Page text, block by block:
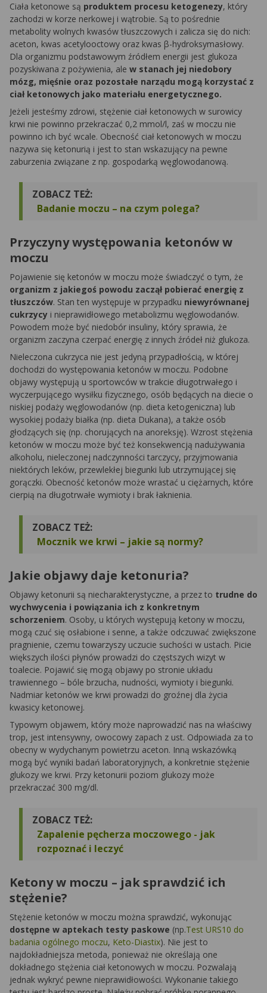
Ciała ketonowe są produktem procesu ketogenezy, który
zachodzi w korze nerkowej i wątrobie. Są to pośrednie
metabolity wolnych kwasów tłuszczowych i zalicza się do nich:
aceton, kwas acetylooctowy oraz kwas β-hydroksymasłowy.
Dla organizmu podstawowym źródłem energii jest glukoza
pozyskiwana z pożywienia, ale w stanach jej niedobory
mózg, mięśnie oraz pozostałe narządu mogą korzystać z
ciał ketonowych jako materiału energetycznego.
Jeżeli jesteśmy zdrowi, stężenie ciał ketonowych w surowicy
krwi nie powinno przekraczać 0,2 mmol/l, zaś w moczu nie
powinno ich być wcale. Obecność ciał ketonowych w moczu
nazywa się ketonurią i jest to stan wskazujący na pewne
zaburzenia związane z np. gospodarką węglowodanową.
ZOBACZ TEŻ:
Badanie moczu – na czym polega?
Przyczyny występowania ketonów w
moczu
Pojawienie się ketonów w moczu może świadczyć o tym, że
organizm z jakiegoś powodu zaczął pobierać energię z
tłuszczów. Stan ten występuje w przypadku niewyrównanej
cukrzycy i nieprawidłowego metabolizmu węglowodanów.
Powodem może być niedobór insuliny, który sprawia, że
organizm zaczyna czerpać energię z innych źródeł niż glukoza.
Nieleczona cukrzyca nie jest jedyną przypadłością, w której
dochodzi do występowania ketonów w moczu. Podobne
objawy występują u sportowców w trakcie długotrwałego i
wyczerpującego wysiłku fizycznego, osób będących na diecie o
niskiej podaży węglowodanów (np. dieta ketogeniczna) lub
wysokiej podaży białka (np. dieta Dukana), a także osób
głodzących się (np. chorujących na anoreksję). Wzrost stężenia
ketonów w moczu może być też konsekwencją nadużywania
alkoholu, nieleczonej nadczynności tarczycy, przyjmowania
niektórych leków, przewlekłej biegunki lub utrzymującej się
gorączki. Obecność ketonów może wrastać u ciężarnych, które
cierpią na długotrwałe wymioty i brak łaknienia.
ZOBACZ TEŻ:
Mocznik we krwi – jakie są normy?
Jakie objawy daje ketonuria?
Objawy ketonurii są niecharakterystyczne, a przez to trudne do
wychwycenia i powiązania ich z konkretnym
schorzeniem. Osoby, u których występują ketony w moczu,
mogą czuć się osłabione i senne, a także odczuwać zwiększone
pragnienie, czemu towarzyszy uczucie suchości w ustach. Picie
większych ilości płynów prowadzi do częstszych wizyt w
toalecie. Pojawić się mogą objawy po stronie układu
trawiennego – bóle brzucha, nudności, wymioty i biegunki.
Nadmiar ketonów we krwi prowadzi do groźnej dla życia
kwasicy ketonowej.
Typowym objawem, który może naprowadzić nas na właściwy
trop, jest intensywny, owocowy zapach z ust. Odpowiada za to
obecny w wydychanym powietrzu aceton. Inną wskazówką
mogą być wyniki badań laboratoryjnych, a konkretnie stężenie
glukozy we krwi. Przy ketonurii poziom glukozy może
przekraczać 300 mg/dl.
ZOBACZ TEŻ:
Zapalenie pęcherza moczowego - jak
rozpoznać i leczyć
Ketony w moczu – jak sprawdzić ich
stężenie?
Stężenie ketonów w moczu można sprawdzić, wykonując
dostępne w aptekach testy paskowe (np.Test URS10 do
badania ogólnego moczu, Keto-Diastix). Nie jest to
najdokładniejsza metoda, ponieważ nie określają one
dokładnego stężenia ciał ketonowych w moczu. Pozwalają
jednak wykryć pewne nieprawidłowości. Wykonanie takiego